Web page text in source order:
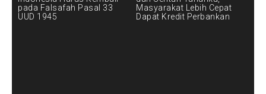
pada Falsafah Pasal 33
UUD 1945
Masyarakat Lebih Cepat
Dapat Kredit Perbankan